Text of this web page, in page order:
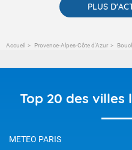
PLUS
Accueil Provence-Alpes-Côte d'Azur
Top 20 des villes
METEO PARIS